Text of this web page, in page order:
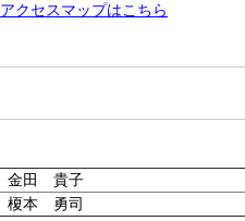
アクセスマップはこちら
金田 貴子
榎本 勇司